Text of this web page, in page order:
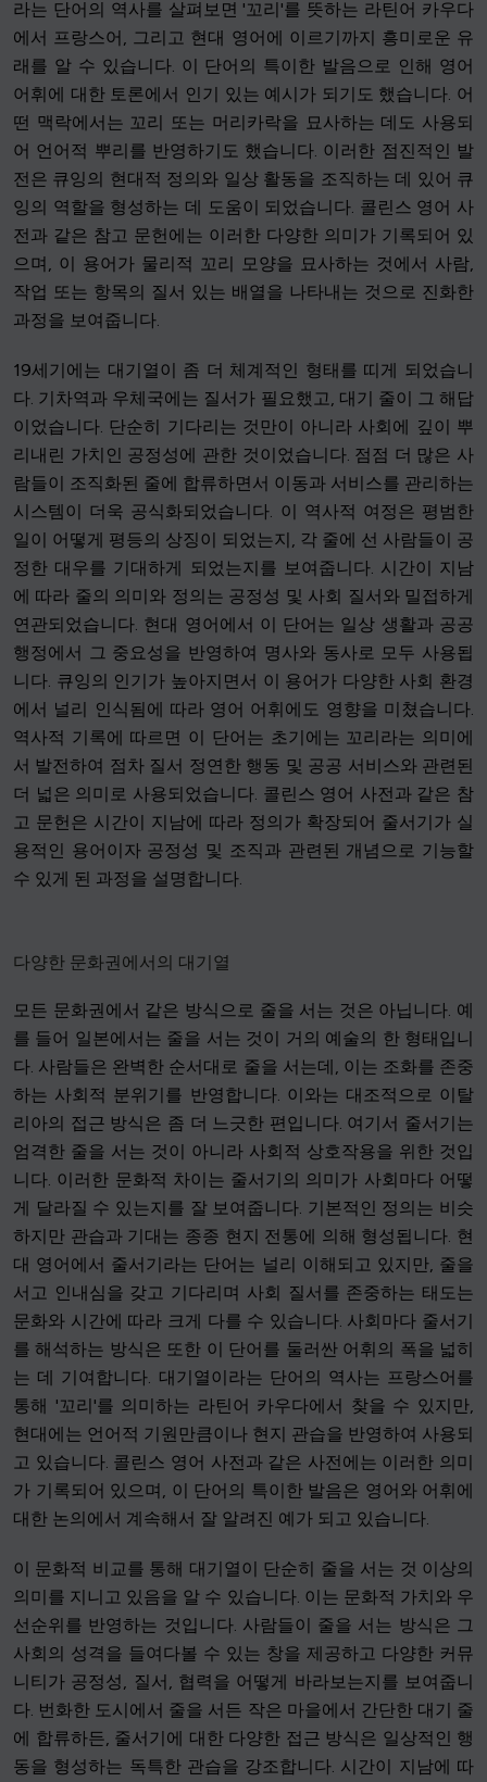
라는 단어의 역사를 살펴보면 '꼬리'를 뜻하는 라틴어 카우다
에서 프랑스어, 그리고 현대 영어에 이르기까지 흥미로운 유
래를 알 수 있습니다. 이 단어의 특이한 발음으로 인해 영어
어휘에 대한 토론에서 인기 있는 예시가 되기도 했습니다. 어
떤 맥락에서는 꼬리 또는 머리카락을 묘사하는 데도 사용되
어 언어적 뿌리를 반영하기도 했습니다. 이러한 점진적인 발
전은 큐잉의 현대적 정의와 일상 활동을 조직하는 데 있어 큐
잉의 역할을 형성하는 데 도움이 되었습니다. 콜린스 영어 사
전과 같은 참고 문헌에는 이러한 다양한 의미가 기록되어 있
으며, 이 용어가 물리적 꼬리 모양을 묘사하는 것에서 사람,
작업 또는 항목의 질서 있는 배열을 나타내는 것으로 진화한
과정을 보여줍니다.
19세기에는 대기열이 좀 더 체계적인 형태를 띠게 되었습니
다. 기차역과 우체국에는 질서가 필요했고, 대기 줄이 그 해답
이었습니다. 단순히 기다리는 것만이 아니라 사회에 깊이 뿌
리내린 가치인 공정성에 관한 것이었습니다. 점점 더 많은 사
람들이 조직화된 줄에 합류하면서 이동과 서비스를 관리하는
시스템이 더욱 공식화되었습니다. 이 역사적 여정은 평범한
일이 어떻게 평등의 상징이 되었는지, 각 줄에 선 사람들이 공
정한 대우를 기대하게 되었는지를 보여줍니다. 시간이 지남
에 따라 줄의 의미와 정의는 공정성 및 사회 질서와 밀접하게
연관되었습니다. 현대 영어에서 이 단어는 일상 생활과 공공
행정에서 그 중요성을 반영하여 명사와 동사로 모두 사용됩
니다. 큐잉의 인기가 높아지면서 이 용어가 다양한 사회 환경
에서 널리 인식됨에 따라 영어 어휘에도 영향을 미쳤습니다.
역사적 기록에 따르면 이 단어는 초기에는 꼬리라는 의미에
서 발전하여 점차 질서 정연한 행동 및 공공 서비스와 관련된
더 넓은 의미로 사용되었습니다. 콜린스 영어 사전과 같은 참
고 문헌은 시간이 지남에 따라 정의가 확장되어 줄서기가 실
용적인 용어이자 공정성 및 조직과 관련된 개념으로 기능할
수 있게 된 과정을 설명합니다.
다양한 문화권에서의 대기열
모든 문화권에서 같은 방식으로 줄을 서는 것은 아닙니다. 예
를 들어 일본에서는 줄을 서는 것이 거의 예술의 한 형태입니
다. 사람들은 완벽한 순서대로 줄을 서는데, 이는 조화를 존중
하는 사회적 분위기를 반영합니다. 이와는 대조적으로 이탈
리아의 접근 방식은 좀 더 느긋한 편입니다. 여기서 줄서기는
엄격한 줄을 서는 것이 아니라 사회적 상호작용을 위한 것입
니다. 이러한 문화적 차이는 줄서기의 의미가 사회마다 어떻
게 달라질 수 있는지를 잘 보여줍니다. 기본적인 정의는 비슷
하지만 관습과 기대는 종종 현지 전통에 의해 형성됩니다. 현
대 영어에서 줄서기라는 단어는 널리 이해되고 있지만, 줄을
서고 인내심을 갖고 기다리며 사회 질서를 존중하는 태도는
문화와 시간에 따라 크게 다를 수 있습니다. 사회마다 줄서기
를 해석하는 방식은 또한 이 단어를 둘러싼 어휘의 폭을 넓히
는 데 기여합니다. 대기열이라는 단어의 역사는 프랑스어를
통해 '꼬리'를 의미하는 라틴어 카우다에서 찾을 수 있지만,
현대에는 언어적 기원만큼이나 현지 관습을 반영하여 사용되
고 있습니다. 콜린스 영어 사전과 같은 사전에는 이러한 의미
가 기록되어 있으며, 이 단어의 특이한 발음은 영어와 어휘에
대한 논의에서 계속해서 잘 알려진 예가 되고 있습니다.
이 문화적 비교를 통해 대기열이 단순히 줄을 서는 것 이상의
의미를 지니고 있음을 알 수 있습니다. 이는 문화적 가치와 우
선순위를 반영하는 것입니다. 사람들이 줄을 서는 방식은 그
사회의 성격을 들여다볼 수 있는 창을 제공하고 다양한 커뮤
니티가 공정성, 질서, 협력을 어떻게 바라보는지를 보여줍니
다. 번화한 도시에서 줄을 서든 작은 마을에서 간단한 대기 줄
에 합류하든, 줄서기에 대한 다양한 접근 방식은 일상적인 행
동을 형성하는 독특한 관습을 강조합니다. 시간이 지남에 따